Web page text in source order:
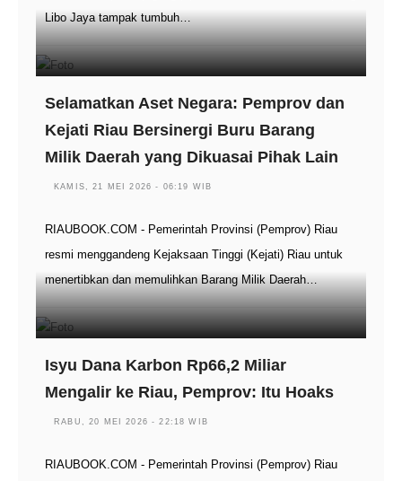
Libo Jaya tampak tumbuh…
Selamatkan Aset Negara: Pemprov dan
Kejati Riau Bersinergi Buru Barang
Milik Daerah yang Dikuasai Pihak Lain
KAMIS, 21 MEI 2026 - 06:19 WIB
RIAUBOOK.COM - Pemerintah Provinsi (Pemprov) Riau
resmi menggandeng Kejaksaan Tinggi (Kejati) Riau untuk
menertibkan dan memulihkan Barang Milik Daerah…
Isyu Dana Karbon Rp66,2 Miliar
Mengalir ke Riau, Pemprov: Itu Hoaks
RABU, 20 MEI 2026 - 22:18 WIB
RIAUBOOK.COM - Pemerintah Provinsi (Pemprov) Riau